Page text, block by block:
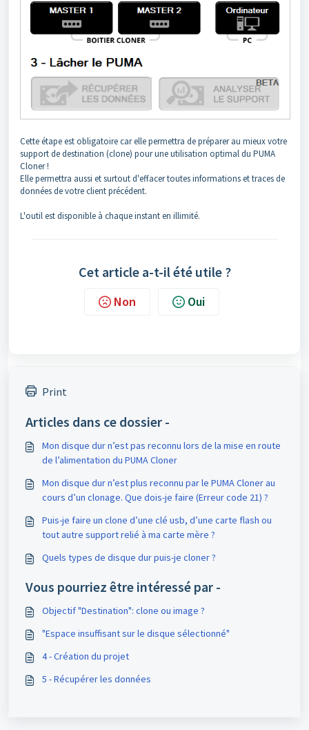
Cette étape est obligatoire car elle permettra de préparer au mieux votre
support de destination (clone) pour une utilisation optimal du PUMA
Cloner !
Elle permettra aussi et surtout d'effacer toutes informations et traces de
données de votre client précédent.
L'outil est disponible à chaque instant en illimité.
Cet article a-t-il été utile ?
Non Oui
Print
Articles dans ce dossier -
Mon disque dur n’est pas reconnu lors de la mise en route
de l’alimentation du PUMA Cloner
Mon disque dur n’est plus reconnu par le PUMA Cloner au
cours d’un clonage. Que dois-je faire (Erreur code 21) ?
Puis-je faire un clone d’une clé usb, d’une carte flash ou
tout autre support relié à ma carte mère ?
Quels types de disque dur puis-je cloner ?
Vous pourriez être intéressé par -
Objectif "Destination": clone ou image ?
"Espace insuffisant sur le disque sélectionné"
4 - Création du projet
5 - Récupérer les données